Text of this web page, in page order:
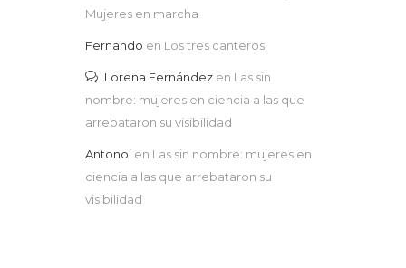
Mujeres en marcha
Fernando en Los tres canteros
Lorena Fernández en Las sin
nombre: mujeres en ciencia a las que
arrebataron su visibilidad
Antonoi en Las sin nombre: mujeres en
ciencia a las que arrebataron su
visibilidad